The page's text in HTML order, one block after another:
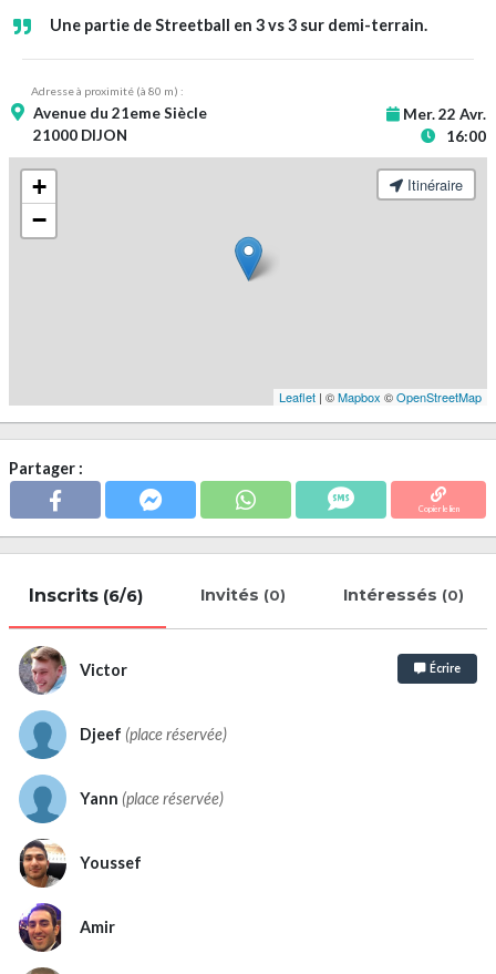
Une partie de Streetball en 3 vs 3 sur demi-terrain.
Adresse à proximité (à 80 m) :
Avenue du 21eme Siècle
21000 DIJON
Mer. 22 Avr.
16:00
+
−
Itinéraire
Leaflet | ©Mapbox ©OpenStreetMap
Partager :
Copier le lien
Inscrits(6/6) Invités (0) Intéressés (0)
Victor Écrire
Djeef (place réservée)
Yann (place réservée)
Youssef
Amir